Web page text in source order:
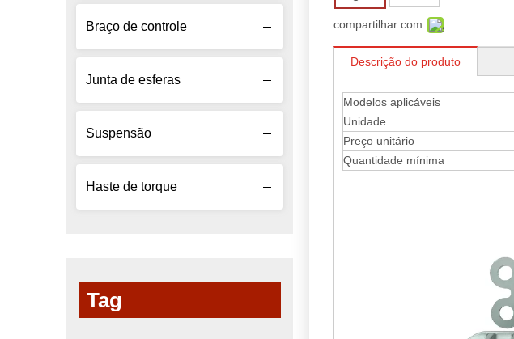
Braço de controle
Junta de esferas
Suspensão
Haste de torque
Tag
compartilhar com:
Descrição do produto
Modelos aplicáveis
Unidade
Preço unitário
Quantidade mínima